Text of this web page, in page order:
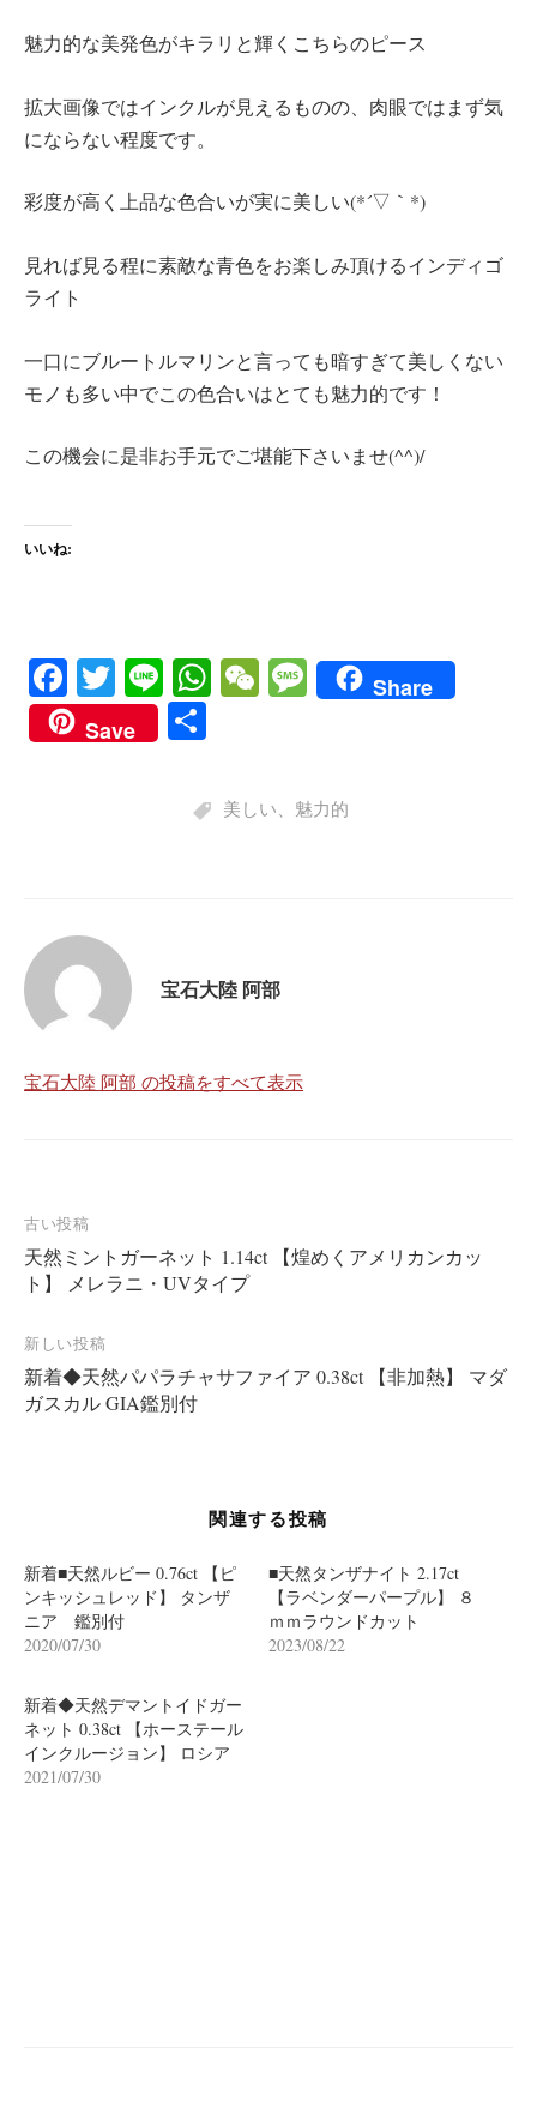
魅力的な美発色がキラリと輝くこちらのピース
拡大画像ではインクルが見えるものの、肉眼ではまず気
にならない程度です。
彩度が高く上品な色合いが実に美しい(*´▽｀*)
見れば見る程に素敵な青色をお楽しみ頂けるインディゴ
ライト
一口にブルートルマリンと言っても暗すぎて美しくない
モノも多い中でこの色合いはとても魅力的です！
この機会に是非お手元でご堪能下さいませ(^^)/
いいね:
Fa
ce
bo
T
wi
tte
Li
ne
W
A
pp
W
ha
t
M
es
ge
Share
Save
美しい、 魅力的
宝石大陸 阿部
宝石大陸 阿部 の投稿をすべて表示
投
稿
ナ
ビ
ゲ
ー
古い投稿
天然ミントガーネット 1.14ct 【煌めくアメリカンカッ
ト】 メレラニ・UVタイプ
新しい投稿
新着◆天然パパラチャサファイア 0.38ct 【非加熱】 マダ
ガスカル GIA鑑別付
関連する投稿
新着■天然ルビー 0.76ct 【ピ
ンキッシュレッド】 タンザ
ニア 鑑別付
2020/07/30
■天然タンザナイト 2.17ct
【ラベンダーパープル】 ８
ｍｍラウンドカット
2023/08/22
新着◆天然デマントイドガー
ネット 0.38ct 【ホーステール
インクルージョン】 ロシア
2021/07/30